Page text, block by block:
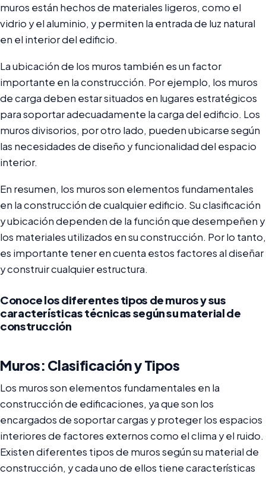
muros están hechos de materiales ligeros, como el
vidrio y el aluminio, y permiten la entrada de luz natural
en el interior del edificio.
La ubicación de los muros también es un factor
importante en la construcción. Por ejemplo, los muros
de carga deben estar situados en lugares estratégicos
para soportar adecuadamente la carga del edificio. Los
muros divisorios, por otro lado, pueden ubicarse según
las necesidades de diseño y funcionalidad del espacio
interior.
En resumen, los muros son elementos fundamentales
en la construcción de cualquier edificio. Su clasificación
y ubicación dependen de la función que desempeñen y
los materiales utilizados en su construcción. Por lo tanto,
es importante tener en cuenta estos factores al diseñar
y construir cualquier estructura.
Conoce los diferentes tipos de muros y sus
características técnicas según su material de
construcción
Muros: Clasificación y Tipos
Los muros son elementos fundamentales en la
construcción de edificaciones, ya que son los
encargados de soportar cargas y proteger los espacios
interiores de factores externos como el clima y el ruido.
Existen diferentes tipos de muros según su material de
construcción, y cada uno de ellos tiene características